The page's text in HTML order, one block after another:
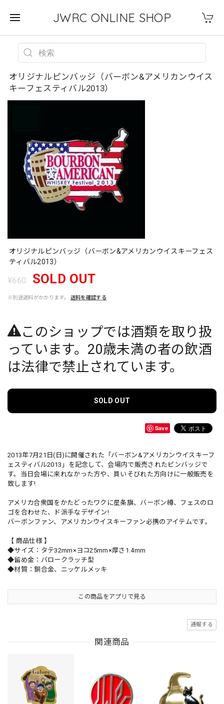
JWRC ONLINE SHOP
オリジナルピンバッジ（バーボン&アメリカンウイス
キーフェスティバル2013）
オリジナルピンバッジ（バーボン&アメリカンウイスキーフェス
ティバル2013）
¥660 SOLD OUT
※別途送料がかかります。 送料を確認する
このショップでは酒類を取り扱
っています。20歳未満の者の飲酒
は法律で禁止されています。
SOLD OUT
Save
2013年7月21日(日)に開催された「バーボン&アメリカンウイスキーフ
ェスティバル2013」を記念して、会場内で販売されたピンバッジで
す。当日会場に来れなかった方や、買いそびれた方向けに一般販売を
致します!
アメリカ合衆国をかたどったワクに星条旗、バーボン樽、フェスのロ
ゴを合わせた、ド派手なデザイン!
バーボンファン、アメリカンウイスキーファン必携のアイテムです。
【 商品仕様 】
◆サイズ：タテ32mm×ヨコ25mm×厚さ1.4mm
◆留め金：バロークラッチ型
◆材質：銅合金、ニッケルメッキ
この商品をアプリで見る
通報する
関連商品